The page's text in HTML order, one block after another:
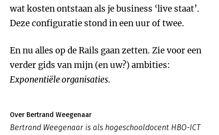
wat kosten ontstaan als je business ‘live staat’.
Deze configuratie stond in een uur of twee.
En nu alles op de Rails gaan zetten. Zie voor een
verder gids van mijn (en uw?) ambities:
Exponentiële organisaties.
Over Bertrand Weegenaar
Bertrand Weegenaar is als hogeschooldocent HBO-ICT